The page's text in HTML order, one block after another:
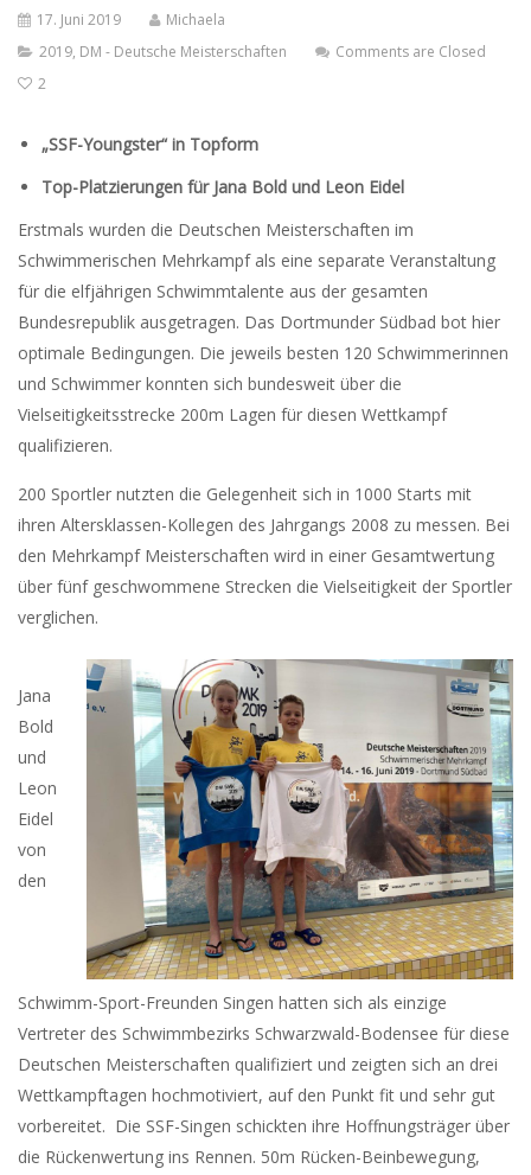
17. Juni 2019
Michaela
2019, DM - Deutsche Meisterschaften
Comments are Closed
2
„SSF-Youngster“ in Topform
Top-Platzierungen für Jana Bold und Leon Eidel
Erstmals wurden die Deutschen Meisterschaften im
Schwimmerischen Mehrkampf als eine separate Veranstaltung
für die elfjährigen Schwimmtalente aus der gesamten
Bundesrepublik ausgetragen. Das Dortmunder Südbad bot hier
optimale Bedingungen. Die jeweils besten 120 Schwimmerinnen
und Schwimmer konnten sich bundesweit über die
Vielseitigkeitsstrecke 200m Lagen für diesen Wettkampf
qualifizieren.
200 Sportler nutzten die Gelegenheit sich in 1000 Starts mit
ihren Altersklassen-Kollegen des Jahrgangs 2008 zu messen. Bei
den Mehrkampf Meisterschaften wird in einer Gesamtwertung
über fünf geschwommene Strecken die Vielseitigkeit der Sportler
verglichen.
Jana
Bold
und
Leon
Eidel
von
den
Schwimm-Sport-Freunden Singen hatten sich als einzige
Vertreter des Schwimmbezirks Schwarzwald-Bodensee für diese
Deutschen Meisterschaften qualifiziert und zeigten sich an drei
Wettkampftagen hochmotiviert, auf den Punkt fit und sehr gut
vorbereitet. Die SSF-Singen schickten ihre Hoffnungsträger über
die Rückenwertung ins Rennen. 50m Rücken-Beinbewegung,